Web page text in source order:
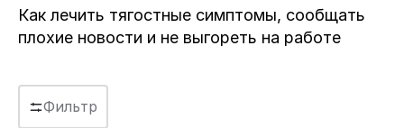
Как лечить тягостные симптомы, сообщать
плохие новости и не выгореть на работе
Фильтр